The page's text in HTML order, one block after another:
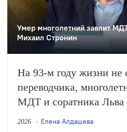
Умер многолетний завлит
Михаил Стронин
На 93-м году жизни не
переводчика,
МДТ и соратника Льва
заслуженного деятеля
2026
Елена Алдашева